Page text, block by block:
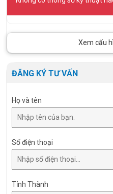
Xem cấu
ĐĂNG KÝ TƯ VẤN
Họ và tên
Số điện thoại
Tỉnh Thành